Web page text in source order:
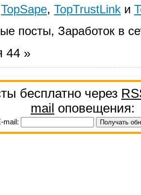
TopSape, TopTrustLink и
посты, Заработок в
44 »
бесплатно через
mail оповещения:
mail: